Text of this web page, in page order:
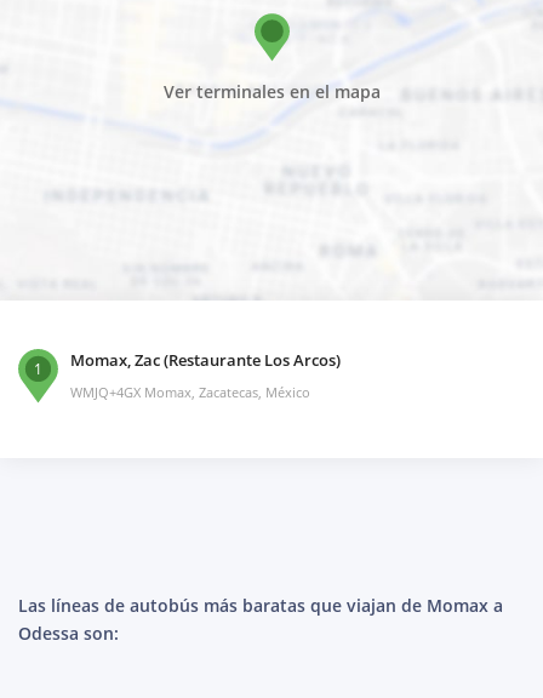
Ver terminales en el mapa
1 Momax, Zac (Restaurante Los Arcos)
WMJQ+4GX Momax, Zacatecas, México
Las líneas de autobús más baratas que viajan de Momax a
Odessa son: